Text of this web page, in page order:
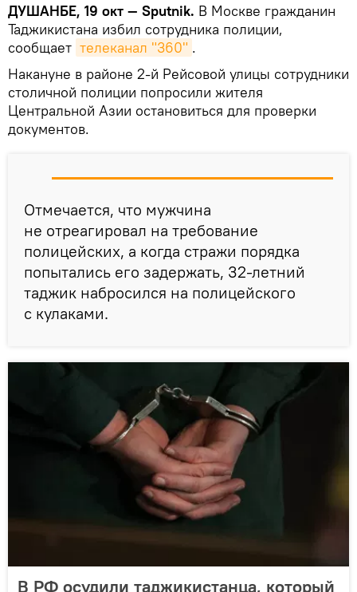
ДУШАНБЕ, 19 окт — Sputnik. В Москве гражданин
Таджикистана избил сотрудника полиции,
сообщает телеканал "360" .
Накануне в районе 2-й Рейсовой улицы сотрудники
столичной полиции попросили жителя
Центральной Азии остановиться для проверки
документов.
Отмечается, что мужчина
не отреагировал на требование
полицейских, а когда стражи порядка
попытались его задержать, 32-летний
таджик набросился на полицейского
с кулаками.
В РФ осудили таджикистанца, который